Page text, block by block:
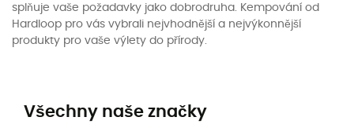
splňuje vaše požadavky jako dobrodruha. Kempování od
Hardloop pro vás vybrali nejvhodnější a nejvýkonnější
produkty pro vaše výlety do přírody.
Všechny naše značky